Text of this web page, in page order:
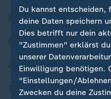
Zuletzt veröffentlicht
Aktuelle Sendungs-Videos
ZDFheute Stories
Themen im Überblick
Du kannst entscheiden,
deine Daten speichern
Dies betrifft nur dein
"Zustimmen" erklärst
unserer
Einwilligung benötigen.
"Einstellungen/
Zwecken du deine